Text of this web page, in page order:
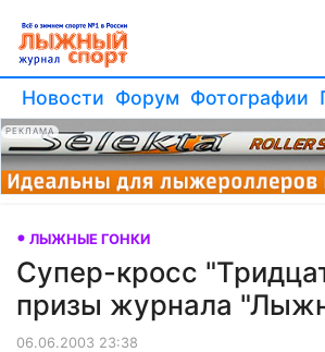
Новости Форум Фотографии
РЕКЛАМА
ЛЫЖНЫЕ ГОНКИ
Супер-кросс
призы журнала
06.06.2003 23:38